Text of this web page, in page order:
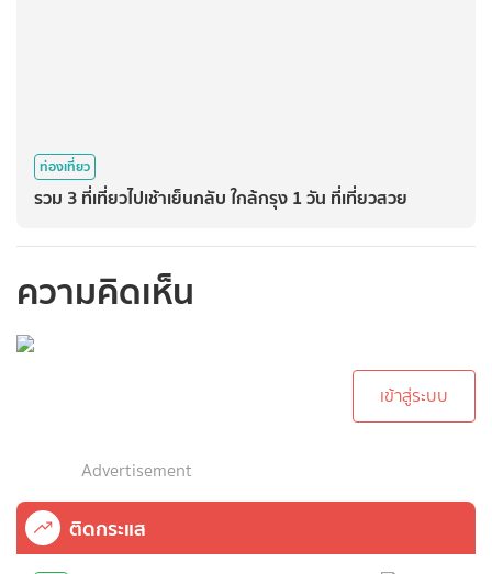
ท่องเที่ยว
รวม 3 ที่เที่ยวไปเช้าเย็นกลับ ใกล้กรุง 1 วัน ที่เที่ยวสวย
ความคิดเห็น
เข้าสู่ระบบ
Advertisement
ติดกระแส